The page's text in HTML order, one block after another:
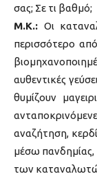
σας; Σε τι βαθμό;
Μ.Κ.: Οι
περισσότερο
αυθεντικές
θυμίζουν
αναζήτηση,
μέσω
των